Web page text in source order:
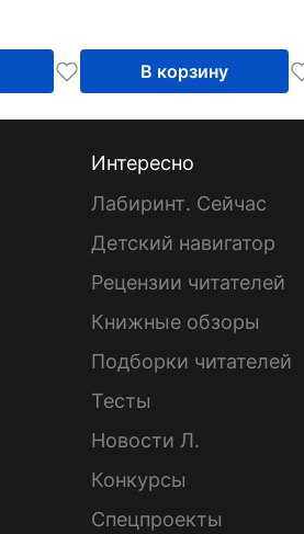
В корзину
Интересно
Лабиринт. Сейчас
Детский навигатор
Рецензии читателей
Книжные обзоры
Подборки читателей
Тесты
Новости Л.
Конкурсы
Спецпроекты